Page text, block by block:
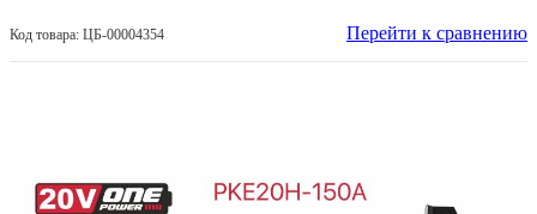
Код товара: ЦБ-00004354 Перейти к сравнению